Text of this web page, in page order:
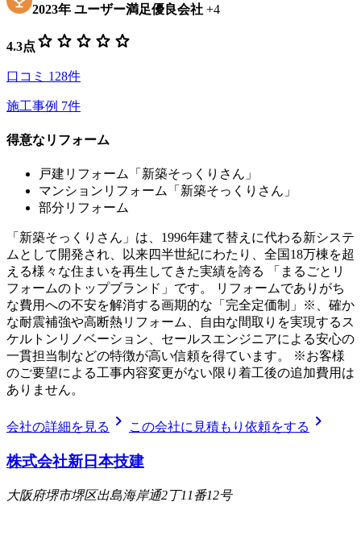
2023年 ユーザー満足優良会社 +4
4.3点 star star star star star
口コミ 128件
施工事例 7件
得意なリフォーム
戸建リフォーム「新築そっくりさん」
マンションリフォーム「新築そっくりさん」
部分リフォーム
「新築そっくりさん」は、1996年建て替えに代わる新システ
ムとして開発され、以来四半世紀にわたり、全国18万棟を超
える様々な住まいを再生してきた実績を誇る 「まるごとリ
フォームのトップブランド」です。 リフォームでありがち
な費用への不安を解消する画期的な「完全定価制」※、確か
な耐震補強や高断熱リフォーム、自由な間取りを実現するス
ケルトンリノベーション、セールスエンジニアによる安心の
一貫担当制などの特徴が高い信頼を得ています。 ※お客様
のご要望による工事内容変更がない限り着工後の追加費用は
ありません。
会社の詳細を見る chevron_right この会社に見積もり依頼をする chevron_right
株式会社新日本技建
大阪府堺市堺区出島海岸通2丁11番12号